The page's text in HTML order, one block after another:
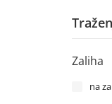
Zaliha
na